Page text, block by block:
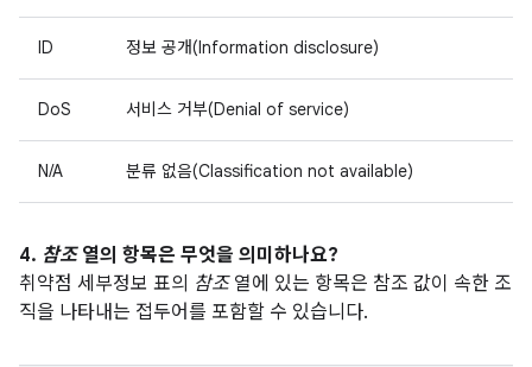
ID 정보 공개(Information disclosure)
DoS 서비스 거부(Denial of service)
N/A 분류 없음(Classification not available)
4. 참조열의 항목은 무엇을 의미하나요?
취약점 세부정보 표의 참조열에 있는 항목은 참조 값이 속한 조
직을 나타내는 접두어를 포함할 수 있습니다.